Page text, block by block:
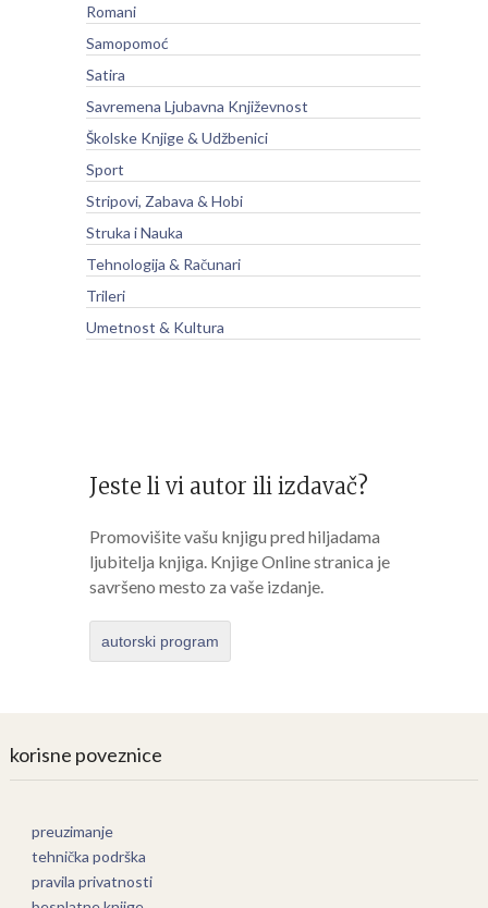
Romani
Samopomoć
Satira
Savremena Ljubavna Književnost
Školske Knjige & Udžbenici
Sport
Stripovi, Zabava & Hobi
Struka i Nauka
Tehnologija & Računari
Trileri
Umetnost & Kultura
Jeste li vi autor ili izdavač?
Promovišite vašu knjigu pred hiljadama
ljubitelja knjiga. Knjige Online stranica je
savršeno mesto za vaše izdanje.
autorski program
korisne poveznice
preuzimanje
tehnička podrška
pravila privatnosti